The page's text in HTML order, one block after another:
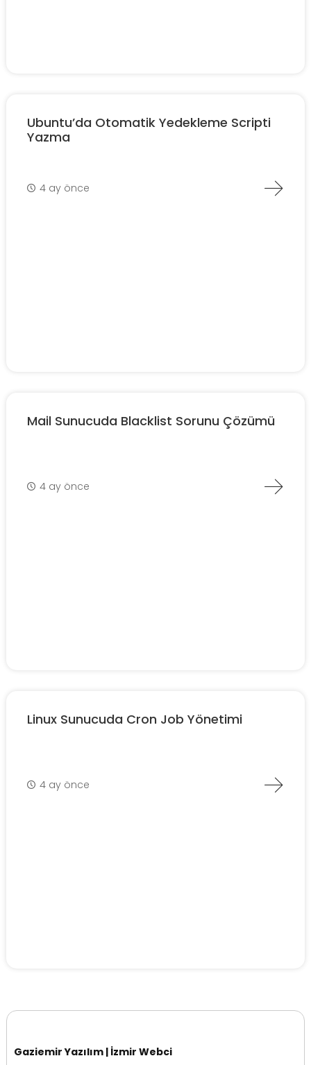
Ubuntu’da Otomatik Yedekleme Scripti
Yazma
4 ay önce
Mail Sunucuda Blacklist Sorunu Çözümü
4 ay önce
Linux Sunucuda Cron Job Yönetimi
4 ay önce
Gaziemir Yazılım | İzmir Webci